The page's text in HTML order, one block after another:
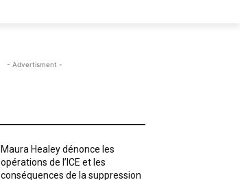
- Advertisment -
Maura Healey dénonce les
opérations de l’ICE et les
conséquences de la suppression